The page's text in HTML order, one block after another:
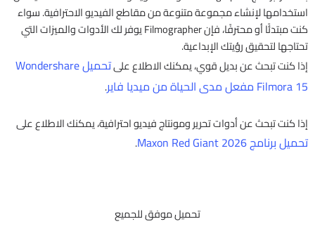
استخدامها لإنشاء مجموعة متنوعة من مقاطع الفيديو الاحترافية. سواء
كنت مبتدئًا أو محترفًا، فإن Filmographer يوفر لك الأدوات والميزات التي
تحتاجها لتحقيق رؤيتك الإبداعية.
إذا كنت تبحث عن بديل قوي، يمكنك الاطلاع على
تحميل Wondershare
Filmora 15 مفعل مدى الحياة من ميديا فاير
.
إذا كنت تبحث عن أدوات تحرير ومونتاج فيديو احترافية، يمكنك الاطلاع على
تحميل برنامج Maxon Red Giant 2026 .
تحميل موفق للجميع